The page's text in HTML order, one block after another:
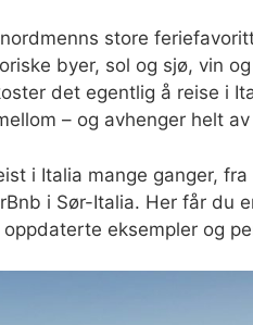
store
byer, sol og sjø, vin
det egentlig å reise i
– og avhenger helt
i Italia mange ganger, fra
i Sør-Italia. Her får du
eksempler og